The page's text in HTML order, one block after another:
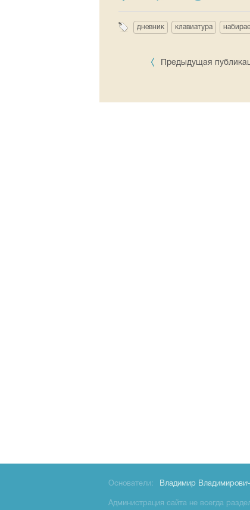
дневник клавиатура
Предыдущая
Основатели: Владимир
Администрация сайта не всегда